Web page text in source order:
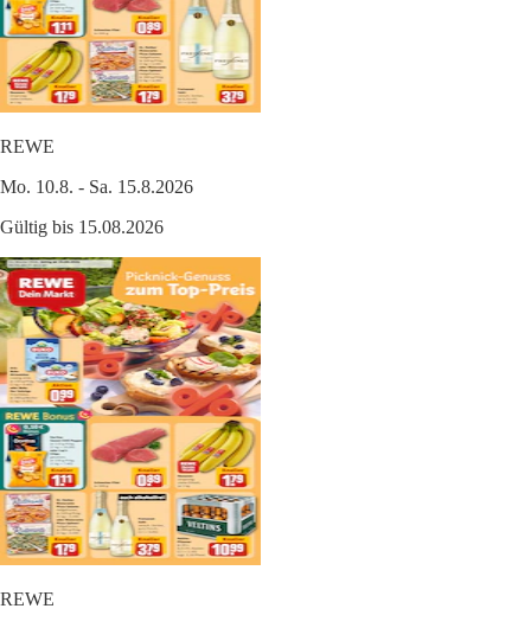
REWE
Mo. 10.8. - Sa. 15.8.2026
Gültig bis 15.08.2026
REWE